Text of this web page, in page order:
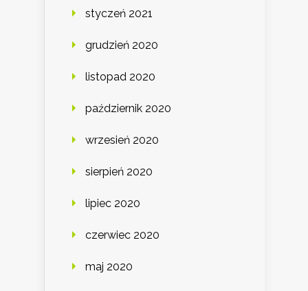
styczeń 2021
grudzień 2020
listopad 2020
październik 2020
wrzesień 2020
sierpień 2020
lipiec 2020
czerwiec 2020
maj 2020